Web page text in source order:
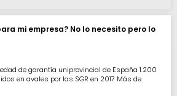
mi empresa? No lo necesito pero lo
de garantía uniprovincial de España 1.200
en avales por las SGR en 2017 Más de